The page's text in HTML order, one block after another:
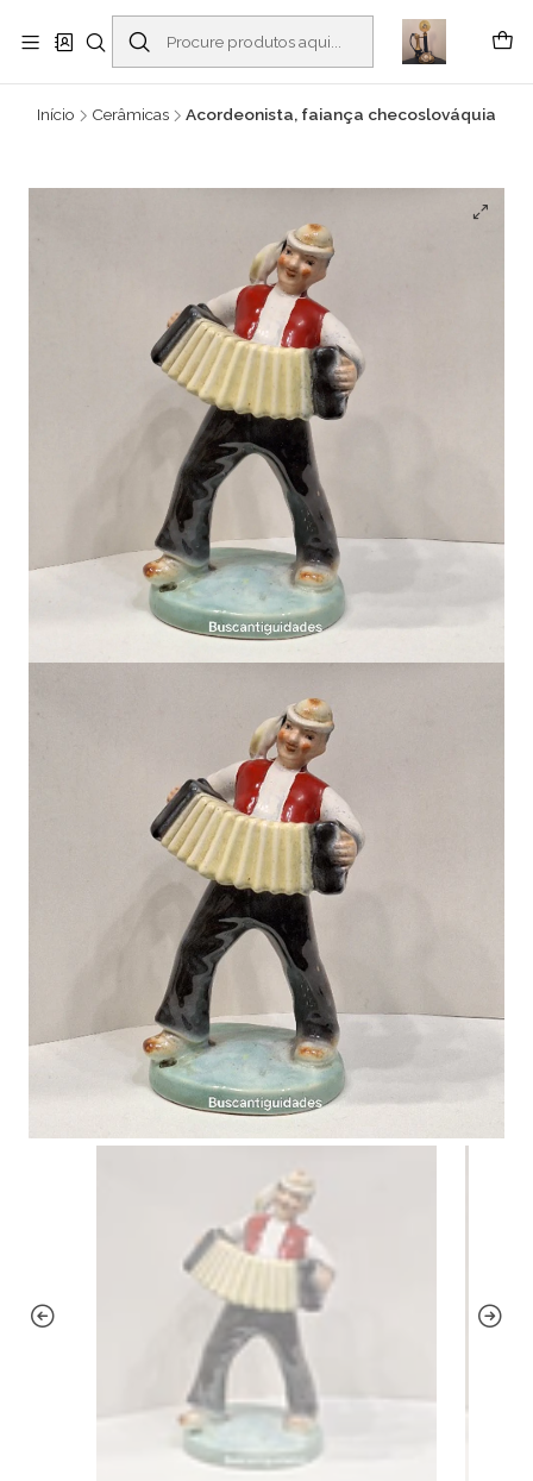
Buscantiguidades - Leilões. Colecionismo e antiguidades em Viana do
Castelo -
Ler mais
Início Cerâmicas Acordeonista, faiança checoslováquia